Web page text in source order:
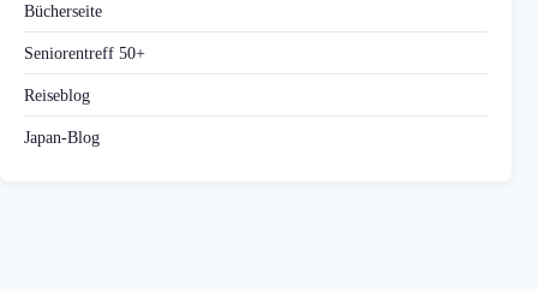
Bücherseite
Seniorentreff 50+
Reiseblog
Japan-Blog